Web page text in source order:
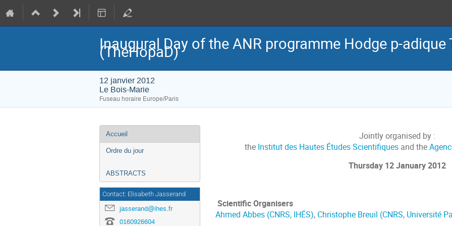
Inaugural Day of the ANR programme Hodge p-adique
(ThéHopaD)
12 janvier 2012
Le Bois-Marie
Fuseau horaire Europe/Paris
Menu
de
l'événement
Accueil
Ordre du jour
ABSTRACTS
Contact: Elisabeth Jasserand
jasserand@ihes.fr
0160926604
Jointly organised by :
the Institut des Hautes Études Scientifiquesand the
Thursday 12 January 2012
ScientificOrganisers
Ahmed Abbes (CNRS, IHÉS), Christophe Breuil (CNRS, Université